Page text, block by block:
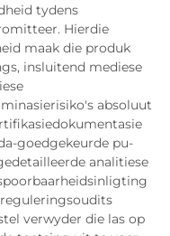
tydens
Hierdie
maak die produk
insluitend mediese
absoluut
goedgekeurde pu-
analitiese
verwyder die las op